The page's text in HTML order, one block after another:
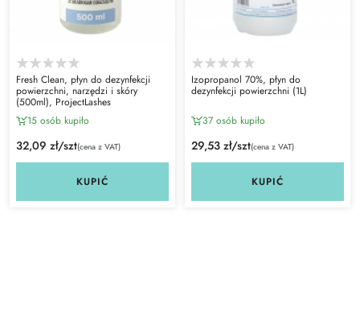
Fresh Clean, płyn do dezynfekcji
powierzchni, narzędzi i skóry
(500ml), ProjectLashes
15 osób kupiło
32,09 zł/szt(cena z VAT)
KUPIĆ
Izopropanol 70%, płyn do
dezynfekcji powierzchni (1L)
37 osób kupiło
29,53 zł/szt(cena z VAT)
KUPIĆ